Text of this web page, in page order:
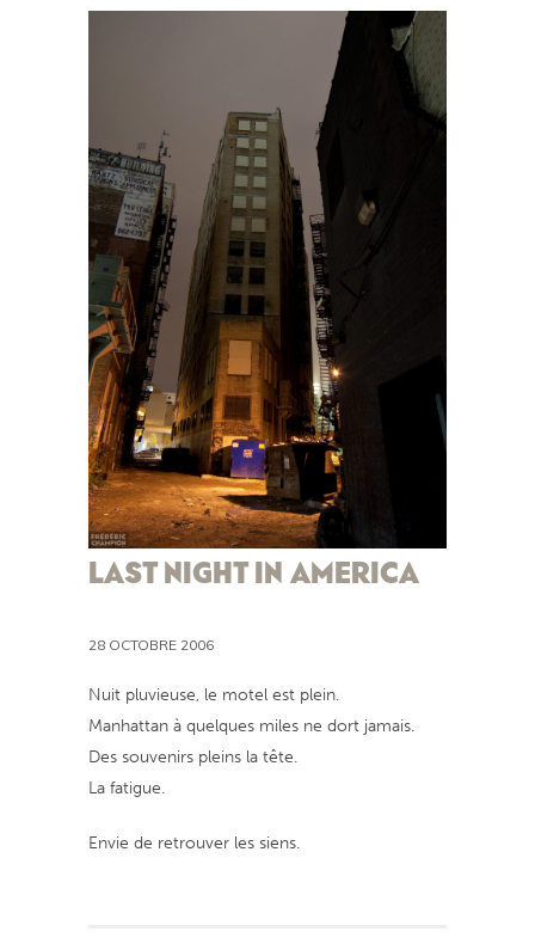
LAST NIGHT IN AMERICA
28 OCTOBRE 2006
Nuit pluvieuse, le motel est plein.
Manhattan à quelques miles ne dort jamais.
Des souvenirs pleins la tête.
La fatigue.
Envie de retrouver les siens.